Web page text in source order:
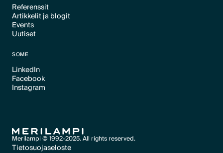
Referenssit
Text Link
Artikkelit ja blogit
Text Link
Events
Text Link
Uutiset
SOME
LinkedIn
Text Link
Facebook
Text Link
Instagram
Merilampi © 1992-2025. All rights reserved.
Tietosuojaseloste